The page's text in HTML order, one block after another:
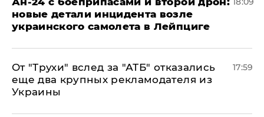
новые детали инцидента возле
украинского самолета в Лейпциге
От "Трухи" вслед за "АТБ" отказались
еще два крупных рекламодателя из
Украины
17:59